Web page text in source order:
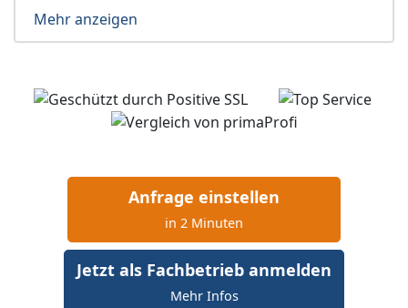
Mehr anzeigen
Anfrage einstellen
in 2 Minuten
Jetzt als Fachbetrieb anmelden
Mehr Infos